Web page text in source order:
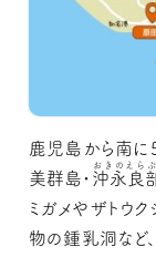
鹿児島から南に
美群島・ 沖永良
おきのえら
ミガメやザトウ
物の鍾乳洞など